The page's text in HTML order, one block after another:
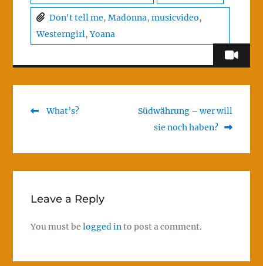
Don't tell me, Madonna, musicvideo,
Westerngirl,Yoana
PostPrevious
What’s?
Next
post:
Südwährung – wer will
sie noch haben?
Leave a Reply
You must be logged into post a comment.